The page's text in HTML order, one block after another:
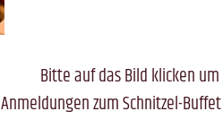
Bitte auf das Bild klicken
Anmeldungen zum Schnitzel-